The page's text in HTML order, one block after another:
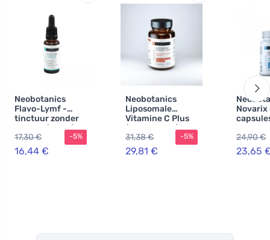
Neobotanics
Flavo-Lymf -
tinctuur zonder
alcohol (50 ml) -
lymfestelsel en
vasculair
systeem
17,30 €
16,44 €
-5%
Neobotanics
Liposomale
Vitamine C Plus
(60 capsules) -
met selenium en
zink
31,38 €
29,81 €
-5%
Novarix
de
24,90 €
23,65